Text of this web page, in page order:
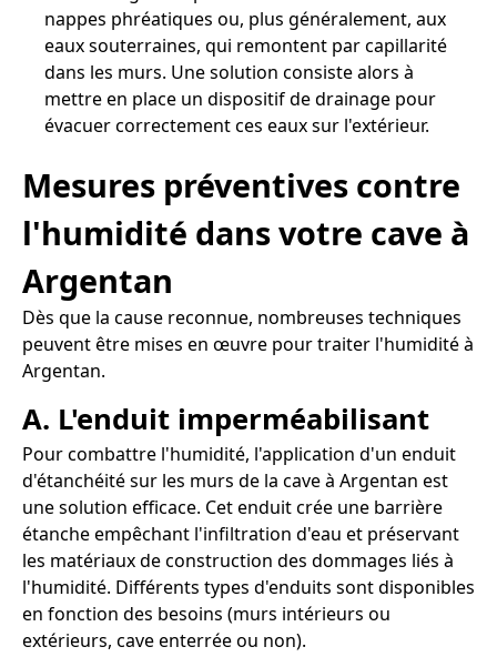
nappes phréatiques ou, plus généralement, aux
eaux souterraines, qui remontent par capillarité
dans les murs. Une solution consiste alors à
mettre en place un dispositif de drainage pour
évacuer correctement ces eaux sur l'extérieur.
Mesures préventives contre
l'humidité dans votre cave à
Argentan
Dès que la cause reconnue, nombreuses techniques
peuvent être mises en œuvre pour traiter l'humidité à
Argentan.
A. L'enduit imperméabilisant
Pour combattre l'humidité, l'application d'un enduit
d'étanchéité sur les murs de la cave à Argentan est
une solution efficace. Cet enduit crée une barrière
étanche empêchant l'infiltration d'eau et préservant
les matériaux de construction des dommages liés à
l'humidité. Différents types d'enduits sont disponibles
en fonction des besoins (murs intérieurs ou
extérieurs, cave enterrée ou non).